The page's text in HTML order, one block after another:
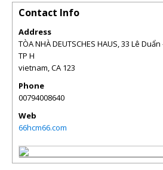
Contact Info
Address
TÒA NHÀ DEUTSCHES HAUS, 33 Lê
TP H
vietnam,CA 123
Phone
00794008640
Web
66hcm66.com